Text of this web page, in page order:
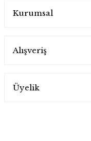
Kurumsal
Alışveriş
Üyelik